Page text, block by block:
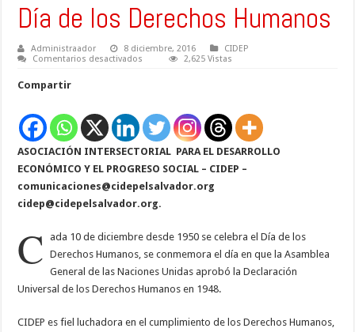
Día de los Derechos Humanos
Administraador 8 diciembre, 2016
CIDEP
Comentarios desactivados
2,625 Vistas
Compartir
ASOCIACIÓN INTERSECTORIAL PARA EL DESARROLLO
ECONÓMICO Y EL PROGRESO SOCIAL – CIDEP –
comunicaciones@cidepelsalvador.org
cidep@cidepelsalvador.org.
C
ada 10 de diciembre desde 1950 se celebra el Día de los
Derechos Humanos, se conmemora el día en que la Asamblea
General de las Naciones Unidas aprobó la Declaración
Universal de los Derechos Humanos en 1948.
CIDEP es fiel luchadora en el cumplimiento de los Derechos Humanos,